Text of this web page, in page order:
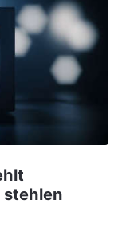
stehlen